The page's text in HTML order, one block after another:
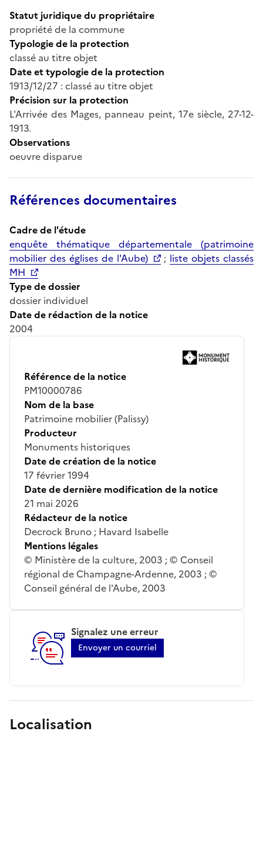
Statut juridique du propriétaire
propriété de la commune
Typologie de la protection
classé au titre objet
Date et typologie de la protection
1913/12/27 : classé au titre objet
Précision sur la protection
L'Arrivée des Mages, panneau peint, 17e siècle, 27-12-
1913.
Observations
oeuvre disparue
Références documentaires
Cadre de l'étude
enquête thématique départementale (patrimoine
mobilier des églises de l'Aube)
; liste objets classés
MH
Type de dossier
dossier individuel
Date de rédaction de la notice
2004
Référence de la notice
PM10000786
Nom de la base
Patrimoine mobilier (Palissy)
Producteur
Monuments historiques
Date de création de la notice
17 février 1994
Date de dernière modification de la notice
21 mai 2026
Rédacteur de la notice
Decrock Bruno ; Havard Isabelle
Mentions légales
© Ministère de la culture, 2003 ; © Conseil
régional de Champagne-Ardenne, 2003 ; ©
Conseil général de l'Aube, 2003
Signalez une erreur
Envoyer un courriel
Localisation